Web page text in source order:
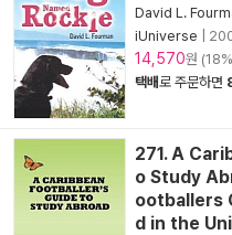
David L.
iUniverse
14,570원
택배로 주문하면
271. A
o Study
ootballers
d in the